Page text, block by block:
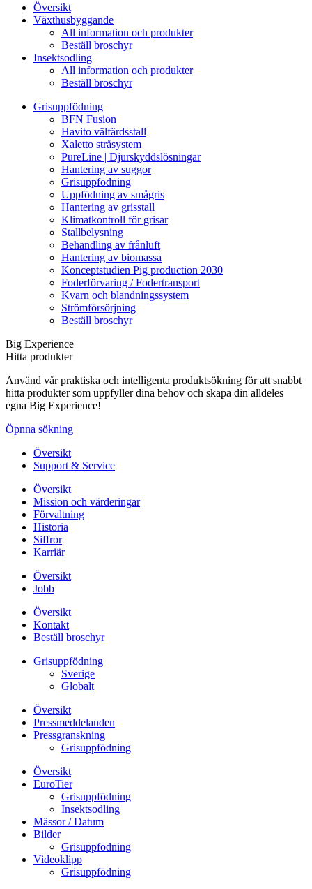
Översikt
Växthusbyggande
All information och produkter
Beställ broschyr
Insektsodling
All information och produkter
Beställ broschyr
Grisuppfödning
BFN Fusion
Havito välfärdsstall
Xaletto stråsystem
PureLine | Djurskyddslösningar
Hantering av suggor
Grisuppfödning
Uppfödning av smågris
Hantering av grisstall
Klimatkontroll för grisar
Stallbelysning
Behandling av frånluft
Hantering av biomassa
Konceptstudien Pig production 2030
Foderförvaring / Fodertransport
Kvarn och blandningssystem
Strömförsörjning
Beställ broschyr
Big Experience
Hitta produkter
Använd vår praktiska och intelligenta produktsökning för att snabbt
hitta produkter som uppfyller dina behov och skapa din alldeles
egna Big Experience!
Öpnna sökning
Översikt
Support & Service
Översikt
Mission och värderingar
Förvaltning
Historia
Siffror
Karriär
Översikt
Jobb
Översikt
Kontakt
Beställ broschyr
Grisuppfödning
Sverige
Globalt
Översikt
Pressmeddelanden
Pressgranskning
Grisuppfödning
Översikt
EuroTier
Grisuppfödning
Insektsodling
Mässor / Datum
Bilder
Grisuppfödning
Videoklipp
Grisuppfödning